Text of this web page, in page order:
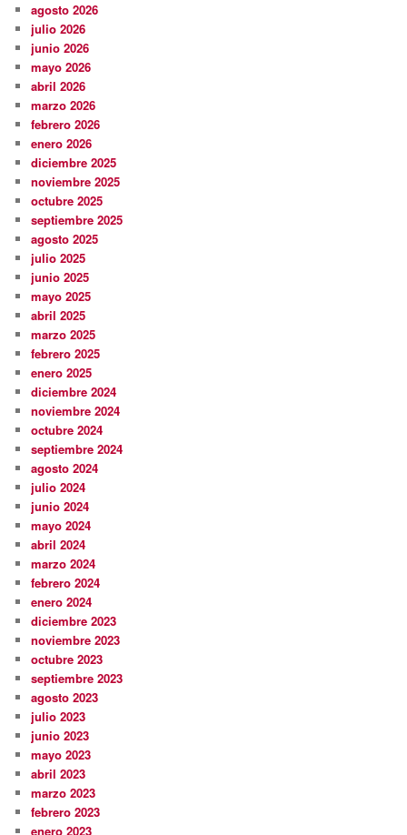
agosto 2026
julio 2026
junio 2026
mayo 2026
abril 2026
marzo 2026
febrero 2026
enero 2026
diciembre 2025
noviembre 2025
octubre 2025
septiembre 2025
agosto 2025
julio 2025
junio 2025
mayo 2025
abril 2025
marzo 2025
febrero 2025
enero 2025
diciembre 2024
noviembre 2024
octubre 2024
septiembre 2024
agosto 2024
julio 2024
junio 2024
mayo 2024
abril 2024
marzo 2024
febrero 2024
enero 2024
diciembre 2023
noviembre 2023
octubre 2023
septiembre 2023
agosto 2023
julio 2023
junio 2023
mayo 2023
abril 2023
marzo 2023
febrero 2023
enero 2023